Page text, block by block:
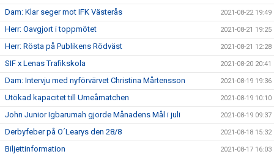
Dam: Klar seger mot IFK Västerås 2021-08-22 19:49
Herr: Oavgjort i toppmötet 2021-08-21 19:25
Herr: Rösta på Publikens Rödväst 2021-08-21 12:28
SIF x Lenas Trafikskola 2021-08-20 20:41
Dam: Intervju med nyförvärvet Christina Mårtensson 2021-08-19 19:36
Utökad kapacitet till Umeåmatchen 2021-08-19 10:10
John Junior Igbarumah gjorde Månadens Mål i juli 2021-08-19 09:37
Derbyfeber på O´Learys den 28/8 2021-08-18 15:32
Biljettinformation 2021-08-17 16:03